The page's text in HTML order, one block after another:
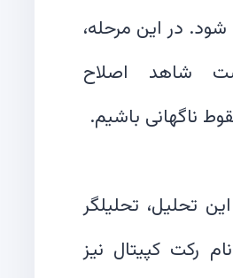
شود. در این مرحله،
شاهد اصلاح
تحلیل، تحلیلگر
رکت کپیتال نیز